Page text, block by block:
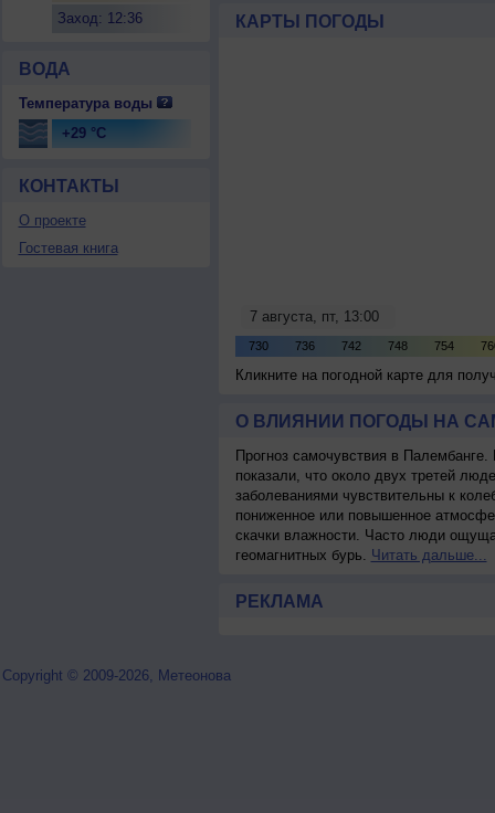
Заход: 12:36
ВОДА
Температура воды
+29 °C
КОНТАКТЫ
О проекте
Гостевая книга
КАРТЫ ПОГОДЫ
Кликните на погодной карте для
О ВЛИЯНИИ ПОГОДЫ НА
Прогноз самочувствия в
показали, что около двух третей
заболеваниями чувствительны к
пониженное или повышенное
скачки влажности. Часто люди
геомагнитных бурь. Читать дальше...
РЕКЛАМА
Copyright © 2009-2026, Метеонова